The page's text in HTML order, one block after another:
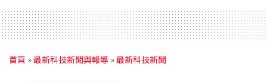
首頁 »最新科技新聞與報導 »最新科技新聞